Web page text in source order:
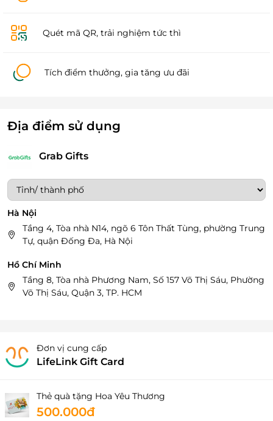
Quét mã QR, trải nghiệm tức thì
Tích điểm thưởng, gia tăng ưu đãi
Địa điểm sử dụng
Grab Gifts
Hà Nội
Tầng 4, Tòa nhà N14, ngõ 6 Tôn Thất Tùng, phường Trung
Tự, quận Đống Đa, Hà Nội
Hồ Chí Minh
Tầng 8, Tòa nhà Phương Nam, Số 157 Võ Thị Sáu, Phường
Võ Thị Sáu, Quận 3, TP. HCM
Đơn vị cung cấp
LifeLink Gift Card
Thẻ quà tặng Hoa Yêu Thương
500.000đ